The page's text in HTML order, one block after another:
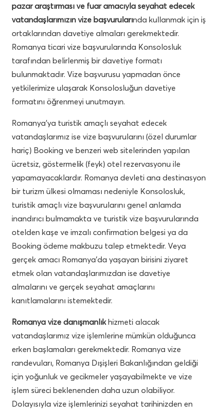
pazar araştırması ve fuar amacıyla seyahat edecek
vatandaşlarımızın vize başvurularında kullanmak için iş
ortaklarından davetiye almaları gerekmektedir.
Romanya ticari vize başvurularında Konsolosluk
tarafından belirlenmiş bir davetiye formatı
bulunmaktadır. Vize başvurusu yapmadan önce
yetkilerimize ulaşarak Konsolosluğun davetiye
formatını öğrenmeyi unutmayın.
Romanya’ya turistik amaçlı seyahat edecek
vatandaşlarımız ise vize başvurularını (özel durumlar
hariç) Booking ve benzeri web sitelerinden yapılan
ücretsiz, göstermelik (feyk) otel rezervasyonu ile
yapamayacaklardır. Romanya devleti ana destinasyon
bir turizm ülkesi olmaması nedeniyle Konsolosluk,
turistik amaçlı vize başvurularını genel anlamda
inandırıcı bulmamakta ve turistik vize başvurularında
otelden kaşe ve imzalı confirmation belgesi ya da
Booking ödeme makbuzu talep etmektedir. Veya
gerçek amacı Romanya’da yaşayan birisini ziyaret
etmek olan vatandaşlarımızdan ise davetiye
almalarını ve gerçek seyahat amaçlarını
kanıtlamalarını istemektedir.
Romanya vize danışmanlıkhizmeti alacak
vatandaşlarımız vize işlemlerine mümkün olduğunca
erken başlamaları gerekmektedir. Romanya vize
randevuları, Romanya Dışişleri Bakanlığından geldiği
için yoğunluk ve gecikmeler yaşayabilmekte ve vize
işlem süreci beklenenden daha uzun olabiliyor.
Dolayısıyla vize işlemlerinizi seyahat tarihinizden en